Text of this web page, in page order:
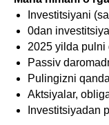
Investitsiyani
0dan
2025 yilda pulni
Passiv
Pulingizni
Aktsiyalar,
Investitsiyadan